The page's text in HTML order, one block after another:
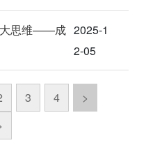
大思维——成 2025-1
2-05
3 4
>